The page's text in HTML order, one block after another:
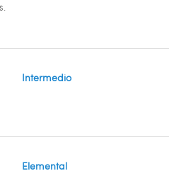
Intermedio
Elemental